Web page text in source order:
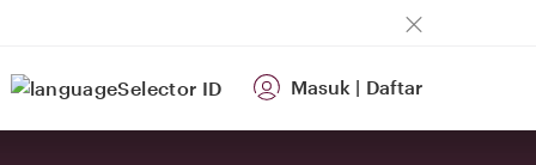
ID Masuk | Daftar